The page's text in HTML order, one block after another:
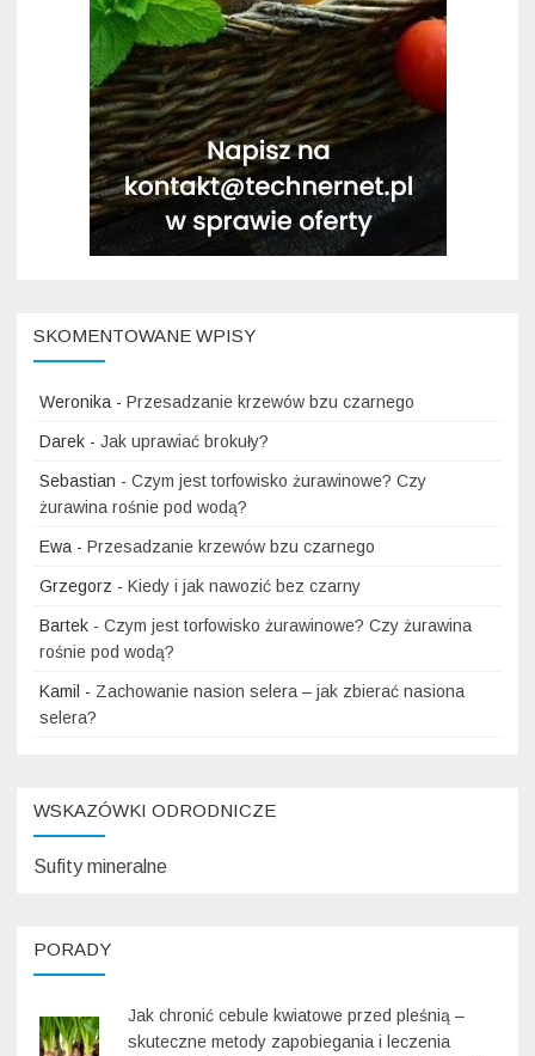
SKOMENTOWANE WPISY
Weronika - Przesadzanie krzewów bzu czarnego
Darek - Jak uprawiać brokuły?
Sebastian - Czym jest torfowisko żurawinowe? Czy
żurawina rośnie pod wodą?
Ewa - Przesadzanie krzewów bzu czarnego
Grzegorz - Kiedy i jak nawozić bez czarny
Bartek - Czym jest torfowisko żurawinowe? Czy żurawina
rośnie pod wodą?
Kamil - Zachowanie nasion selera – jak zbierać nasiona
selera?
WSKAZÓWKI ODRODNICZE
Sufity mineralne
PORADY
Jak chronić cebule kwiatowe przed pleśnią –
skuteczne metody zapobiegania i leczenia